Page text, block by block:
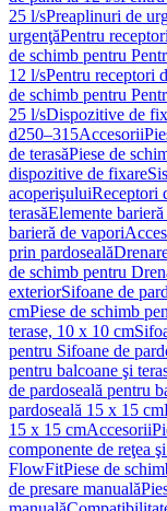
25 l/sPreaplinuri de
urgenţăPentru
de schimb pentru
12 l/sPentru receptori
de schimb pentru
25 l/sDispozitive de
d250–315Accesorii
de terasăPiese de
dispozitive de fixare
acoperişuluiReceptori
terasăElemente
barieră de vapori
prin pardoseală
de schimb pentru
exteriorSifoane de
cmPiese de schimb
terase, 10 x 10 cm
pentru Sifoane de
pentru balcoane şi
de pardoseală pentru
pardoseală 15 x 15 cm
15 x 15 cmAccesorii
componente de reţea
FlowFitPiese de
de presare manuală